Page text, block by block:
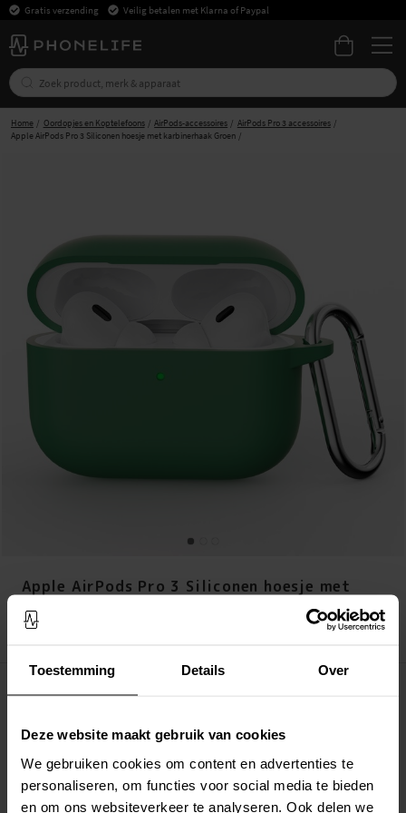
Toestemming Details Over
Deze website maakt gebruik van cookies
We gebruiken cookies om content en advertenties te
personaliseren, om functies voor social media te bieden
en om ons websiteverkeer te analyseren. Ook delen we
Gratis verzending Veilig betalen met Klarna of Paypal
Home Oordopjes en Koptelefoons AirPods-accessoires
AirPods Pro 3 accessoires
Apple AirPods Pro 3 Siliconen hoesje met karbinerhaak Groen
Apple AirPods Pro 3 Siliconen hoesje met
karbinerhaak Groen
Prijs
€ 7,95
LEG IN WINKELMANDJE
Altijd gratis verzending
Snelle levering met DHL, Budbee of Postnord